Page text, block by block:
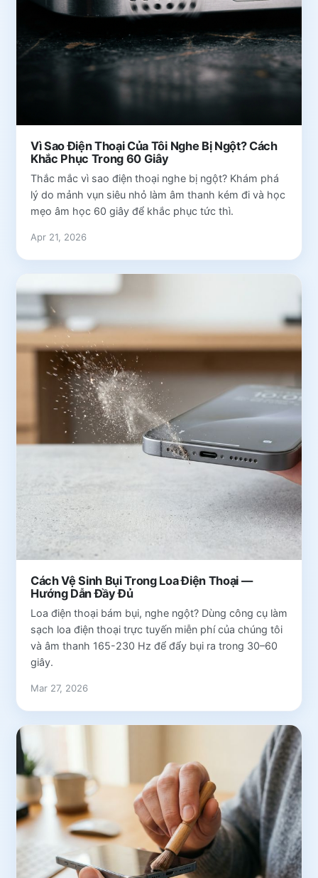
Vì Sao Điện Thoại Của Tôi Nghe Bị Ngột? Cách
Khắc Phục Trong 60 Giây
Thắc mắc vì sao điện thoại nghe bị ngột? Khám phá
lý do mảnh vụn siêu nhỏ làm âm thanh kém đi và học
mẹo âm học 60 giây để khắc phục tức thì.
Apr 21, 2026
Cách Vệ Sinh Bụi Trong Loa Điện Thoại —
Hướng Dẫn Đầy Đủ
Loa điện thoại bám bụi, nghe ngột? Dùng công cụ làm
sạch loa điện thoại trực tuyến miễn phí của chúng tôi
và âm thanh 165-230 Hz để đẩy bụi ra trong 30–60
giây.
Mar 27, 2026